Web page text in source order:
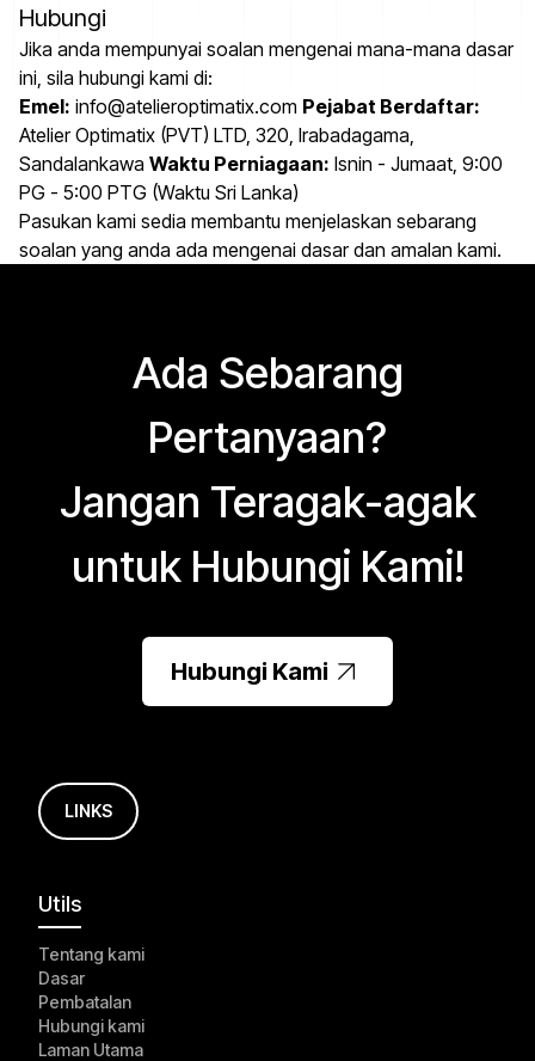
Hubungi
Jika anda mempunyai soalan mengenai mana-mana dasar
ini, sila hubungi kami di:
Emel: info@atelieroptimatix.com Pejabat Berdaftar:
Atelier Optimatix (PVT) LTD, 320, Irabadagama,
Sandalankawa Waktu Perniagaan: Isnin - Jumaat, 9:00
PG - 5:00 PTG (Waktu Sri Lanka)
Pasukan kami sedia membantu menjelaskan sebarang
soalan yang anda ada mengenai dasar dan amalan kami.
Ada Sebarang
Pertanyaan?
Jangan Teragak-agak
untuk Hubungi Kami!
Hubungi Kami
LINKS
Utils
Tentang kami
Dasar
Pembatalan
Hubungi kami
Laman Utama